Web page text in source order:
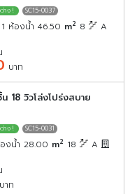
SC15-0037
ห้องน้ำ 46.50 m2 8 A
บาท
18 วิวโล่งโปร่งสบาย
SC15-0031
งน้ำ 28.00 m2 18 A
บาท